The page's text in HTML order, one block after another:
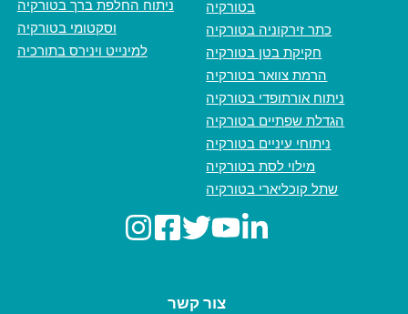
ניתוח החלפת ברך בטורקיה
וסקטומי בטורקיה
למינייט וינירס בתורכיה
בטורקיה
כתר זירקוניה בטורקיה
חקיקת בטן בטורקיה
הרמת צוואר בטורקיה
ניתוח אורתופדי בטורקיה
הגדלת שפתיים בטורקיה
ניתוחי עיניים בטורקיה
מילוי לסת בטורקיה
שתל קוכליארי בטורקיה
צור קשר